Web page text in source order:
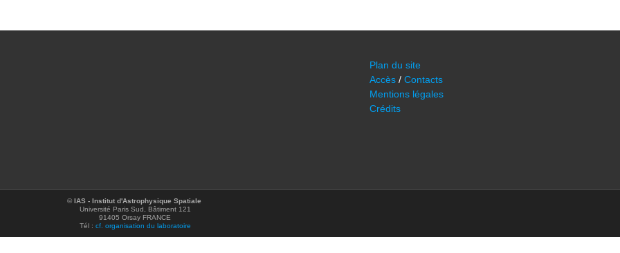
Plan du site
Accès / Contacts
Mentions légales
Crédits
©IAS - Institut d'Astrophysique Spatiale
Université Paris Sud, Bâtiment 121
91405 Orsay FRANCE
Tél : cf. organisation du laboratoire